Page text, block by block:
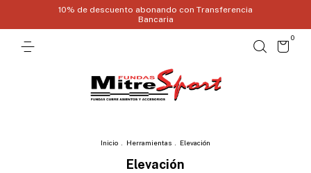
10% de descuento abonando con Transferencia
Bancaria
0
Inicio Herramientas Elevación
Elevación